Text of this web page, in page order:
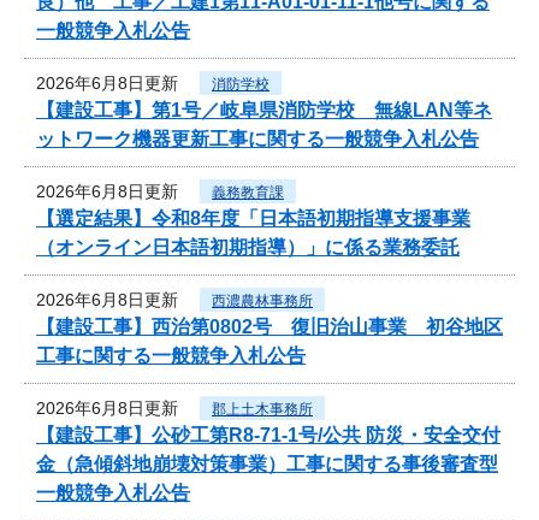
一般競争入札公告
2026年6月8日更新 消防学校
【建設工事】第1号／岐阜県消防学校 無線LAN等ネ
ットワーク機器更新工事に関する一般競争入札公告
2026年6月8日更新 義務教育課
【選定結果】令和8年度「日本語初期指導支援事業
（オンライン日本語初期指導）」に係る業務委託
2026年6月8日更新 西濃農林事務所
【建設工事】西治第0802号 復旧治山事業 初谷地区
工事に関する一般競争入札公告
2026年6月8日更新 郡上土木事務所
【建設工事】公砂工第R8-71-1号/公共 防災・安全交付
金（急傾斜地崩壊対策事業）工事に関する事後審査型
一般競争入札公告